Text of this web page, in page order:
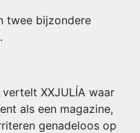
twee bijzondere
XXJULÍA waar
als een magazine,
genadeloos op